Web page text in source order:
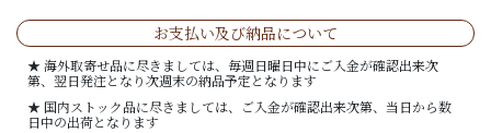
お支払い及び納品について
★ 海外取寄せ品に尽きましては、毎週日曜日中にご入金が確認出来次
第、翌日発注となり次週末の納品予定となります
★ 国内ストック品に尽きましては、ご入金が確認出来次第、当日から数
日中の出荷となります